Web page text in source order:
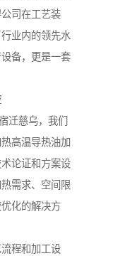
司在工艺装
业内的领先水
备，更是一套
迁慈乌，我们
高温导热油加
论证和方案设
需求、空间限
化的解决方
程和加工设